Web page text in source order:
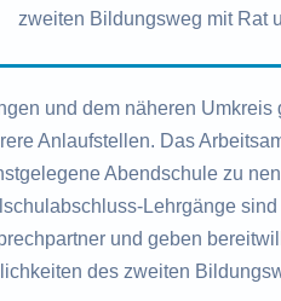
zweiten Bildungsweg mit Rat
und dem näheren
Anlaufstellen. Das
Abendschule zu
Lehrgänge
und geben
des zweiten